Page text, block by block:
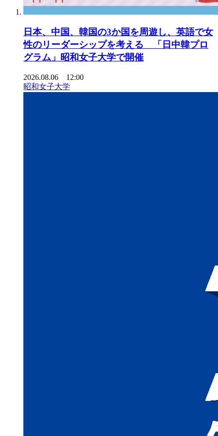
日本、中国、韓国の3か国を周遊し、英語で女
性のリーダーシップを考える 「日中韓プロ
グラム」昭和女子大学で開催
2026.08.06 12:00
昭和女子大学